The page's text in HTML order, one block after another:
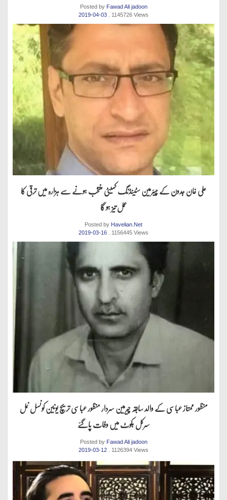
Posted by Fawad Ali jadoon
2019-04-03
. 1145726 Views
علی خان جدون کے چیئرمین سٹینڈنگ کمیٹی منتخب ہونے سے ہزارہ میں ترقی کا
عمل تیز ہو گا
Posted by Havelian.Net
2019-03-16
. 1156445 Views
منظور ممتاز عباسی کے والد سابقہ چیرمین سردار منظور عباسی تریچ یونین کونسل نمل
سرکل بکوٹ میں وفات پاگئے
Posted by Fawad Ali jadoon
2019-03-12
. 1126394 Views